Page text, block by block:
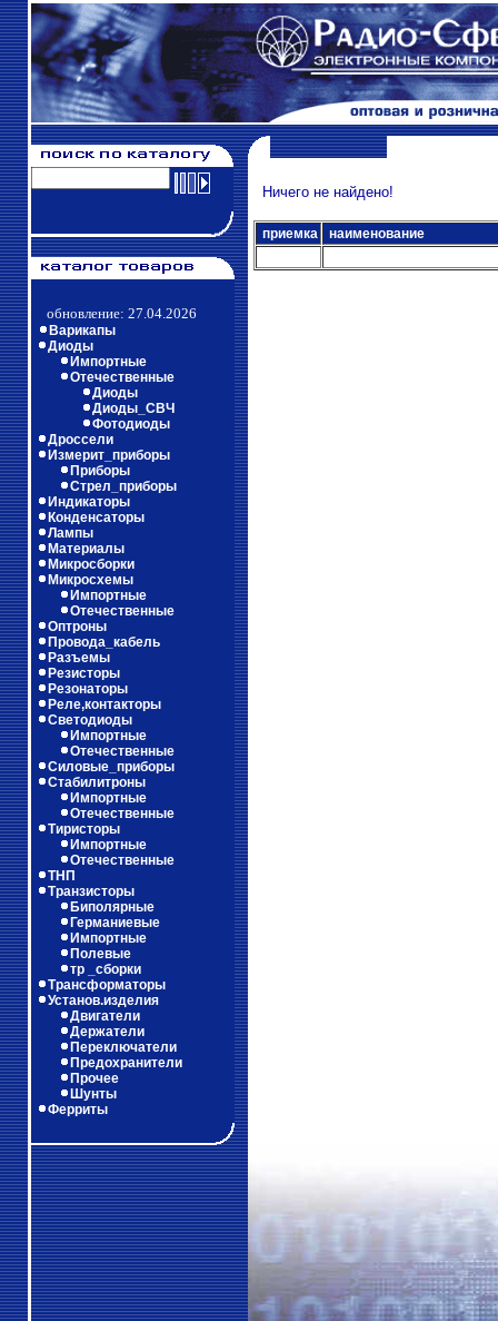
обновление: 27.04.2026
Варикапы
Диоды
Импортные
Отечественные
Диоды
Диоды_СВЧ
Фотодиоды
Дроссели
Измерит_приборы
Приборы
Стрел_приборы
Индикаторы
Конденсаторы
Лампы
Материалы
Микросборки
Микросхемы
Импортные
Отечественные
Оптроны
Провода_кабель
Разъемы
Резисторы
Резонаторы
Реле,контакторы
Светодиоды
Импортные
Отечественные
Силовые_приборы
Стабилитроны
Импортные
Отечественные
Тиристоры
Импортные
Отечественные
ТНП
Транзисторы
Биполярные
Германиевые
Импортные
Полевые
тр _сборки
Трансформаторы
Установ.изделия
Двигатели
Держатели
Переключатели
Предохранители
Прочее
Шунты
Ферриты
Ничего не найдено!
приемка наименование